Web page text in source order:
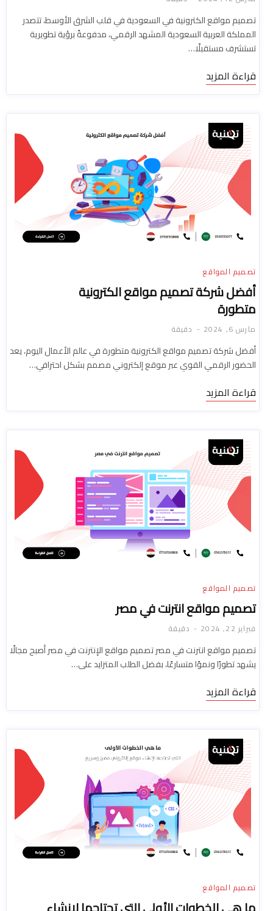
تصميم مواقع الكترونية في السعودية في قلب الشرق الأوسط، تتصدر
المملكة العربية السعودية المشهد الرقمي، مدفوعةً برؤية تطويرية
تستشرف مستقبلًا…
قراءة المزيد
تصميم المواقع
أفضل شركة تصميم مواقع الكترونية
متطورة
مارس 6, 2024 دقيقة
أفضل شركة تصميم مواقع الكترونية متطورة في عالم الأعمال اليوم، يعد
الحضور الرقمي القوي عبر موقع إلكتروني مصمم بشكل احترافي…
قراءة المزيد
تصميم المواقع
تصميم مواقع انترنت في مصر
فبراير 22, 2024 دقيقة
تصميم مواقع انترنت في مصر تصميم مواقع الإنترنت في مصر أصبح مجالًا
يشهد تطورًا ونموًا متسارعًا، بفضل الطلب المتزايد على…
قراءة المزيد
تصميم المواقع